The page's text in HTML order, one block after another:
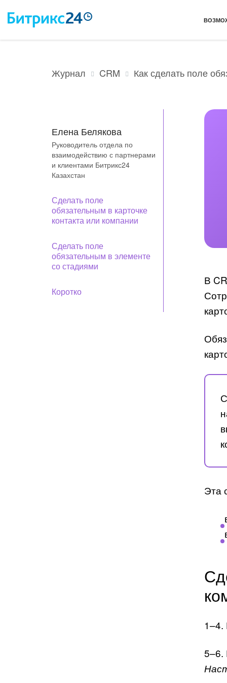
Журнал CRM Как сделать поле
Елена Белякова
Руководитель отдела по
взаимодействию с партнерами
и клиентами Битрикс24
Казахстан
Сделать поле
обязательным в карточке
контакта или компании
Сделать поле
обязательным в элементе
со стадиями
Коротко
В
Эта
5–6.